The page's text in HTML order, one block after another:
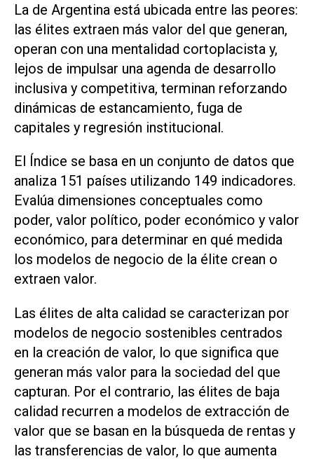
La de Argentina está ubicada entre las peores:
las élites extraen más valor del que generan,
operan con una mentalidad cortoplacista y,
lejos de impulsar una agenda de desarrollo
inclusiva y competitiva, terminan reforzando
dinámicas de estancamiento, fuga de
capitales y regresión institucional.
El Índice se basa en un conjunto de datos que
analiza 151 países utilizando 149 indicadores.
Evalúa dimensiones conceptuales como
poder, valor político, poder económico y valor
económico, para determinar en qué medida
los modelos de negocio de la élite crean o
extraen valor.
Las élites de alta calidad se caracterizan por
modelos de negocio sostenibles centrados
en la creación de valor, lo que significa que
generan más valor para la sociedad del que
capturan. Por el contrario, las élites de baja
calidad recurren a modelos de extracción de
valor que se basan en la búsqueda de rentas y
las transferencias de valor, lo que aumenta